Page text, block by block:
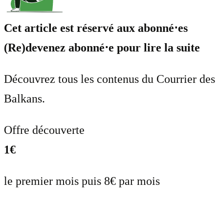
Cet article est réservé aux abonné⋅es
(Re)devenez abonné⋅e pour lire la suite
Découvrez tous les contenus du Courrier des
Balkans.
Offre découverte
1€
le premier mois puis 8€ par mois